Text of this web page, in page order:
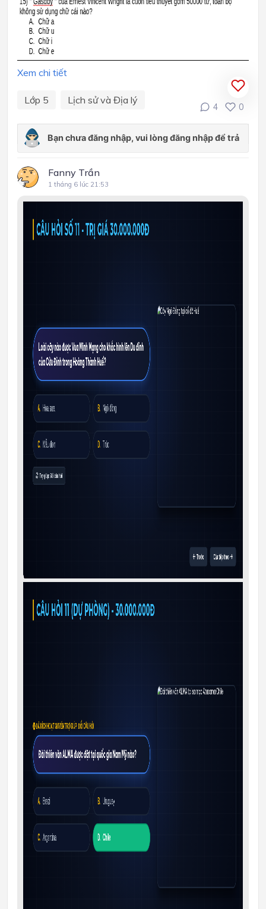
Xem chi tiết
Lớp 5 Lịch sử và Địa lý
4 0
Fanny Trần
1 tháng 6 lúc 21:53